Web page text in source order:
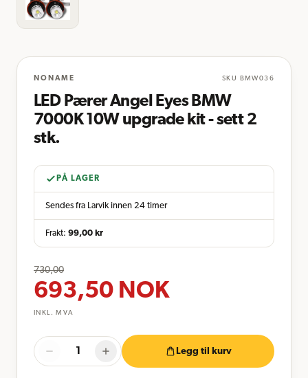
NONAME SKU BMW036
LED Pærer Angel Eyes BMW
7000K 10W upgrade kit - sett 2
stk.
PÅ LAGER
Sendes fra Larvik innen 24 timer
Frakt: 99,00 kr
730,00
693,50 NOK
INKL. MVA
Legg til kurv